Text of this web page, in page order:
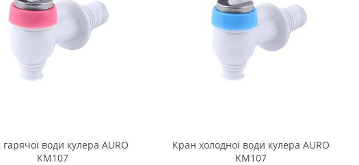
води кулера AURO
КМ107
Кран холодної води кулера AURO
KM107